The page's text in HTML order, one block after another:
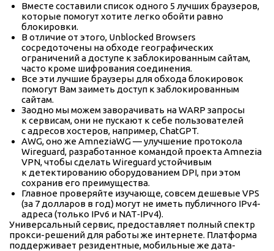
Вместе составили список одного 5 лучших браузеров,
которые помогут хотите легко обойти равно
блокировки.
В отличие от этого, Unblocked Browsers
сосредоточены на обходе географических
ограничений а доступе к заблокированным сайтам,
часто кроме шифрования соединения.
Все эти лучшие браузеры для обхода блокировок
помогут Вам заиметь доступ к заблокированным
сайтам.
Заодно мы можем заворачивать на WARP запросы
к сервисам, они не пускают к себе пользователей
с адресов хостеров, например, ChatGPT.
AWG, оно же AmneziaWG — улучшение протокола
Wireguard, разработанное командой проекта Amnezia
VPN, чтобы сделать Wireguard устойчивым
к детектированию оборудованием DPI, при этом
сохранив его преимущества.
Главное проверяйте изучающе, совсем дешевые VPS
(за 7 долларов в год) могут не иметь публичного IPv4-
адреса (только IPv6 и NAT‑IPv4).
Универсальный сервис, предоставляет полный спектр
прокси-решений для работы же интернете. Платформа
поддерживает резидентные, мобильные же дата-